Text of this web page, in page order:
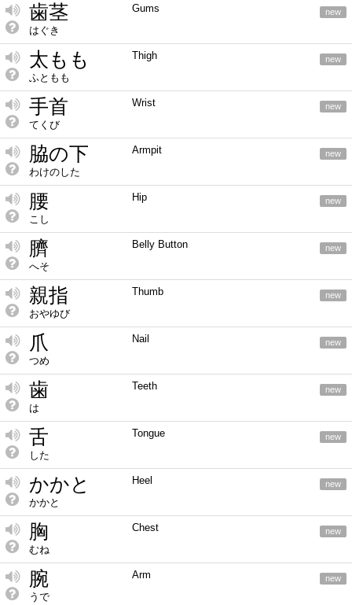
歯茎
はぐき
Gums new
太もも
ふともも
Thigh new
手首
てくび
Wrist new
脇の下
わけのした
Armpit new
腰
こし
Hip new
臍
へそ
Belly Button new
親指
おやゆび
Thumb new
爪
つめ
Nail new
歯
は
Teeth new
舌
した
Tongue new
かかと
かかと
Heel new
胸
むね
Chest new
腕
うで
Arm new